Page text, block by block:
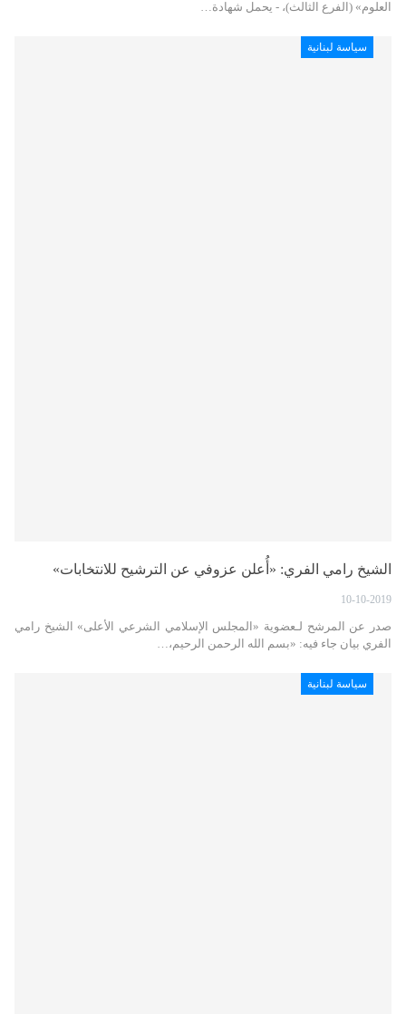
العلوم» (الفرع الثالث)، - يحمل شهادة…
سياسة لبنانية
الشيخ رامي الفري: «أُعلن عزوفي عن الترشيح للانتخابات»
10-10-2019
صدر عن المرشح لـعضوية «المجلس الإسلامي الشرعي الأعلى» الشيخ رامي
الفري بيان جاء فيه: «بسم الله الرحمن الرحيم،…
سياسة لبنانية